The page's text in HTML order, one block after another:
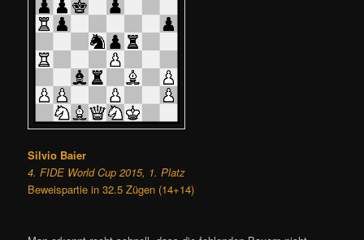
Silvio Baier
4. FIDE World Cup 2015, 1. Platz
Beweispartie in 32.5 Zügen (14+14)